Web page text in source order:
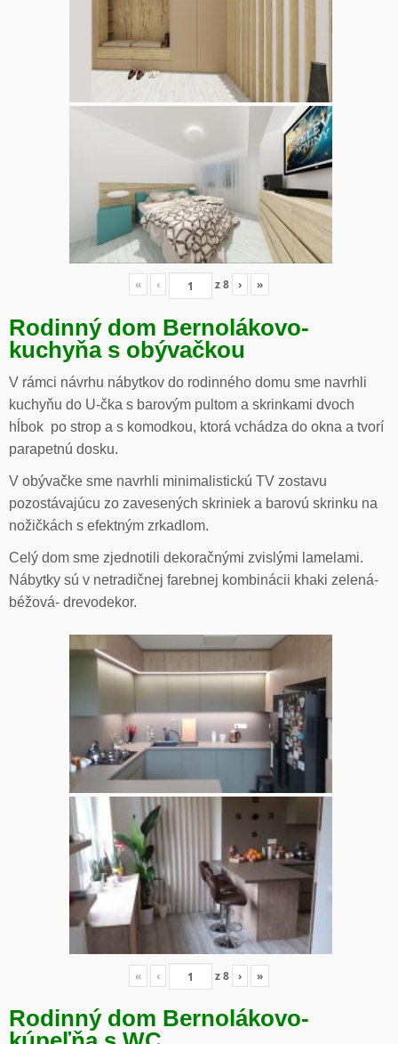
« ‹ z8 › »
Rodinný dom Bernolákovo-
kuchyňa s obývačkou
V rámci návrhu nábytkov do rodinného domu sme navrhli
kuchyňu do U-čka s barovým pultom a skrinkami dvoch
hĺbok po strop a s komodkou, ktorá vchádza do okna a tvorí
parapetnú dosku.
V obývačke sme navrhli minimalistickú TV zostavu
pozostávajúcu zo zavesených skriniek a barovú skrinku na
nožičkách s efektným zrkadlom.
Celý dom sme zjednotili dekoračnými zvislými lamelami.
Nábytky sú v netradičnej farebnej kombinácii khaki zelená-
béžová- drevodekor.
« ‹ z8 › »
Rodinný dom Bernolákovo-